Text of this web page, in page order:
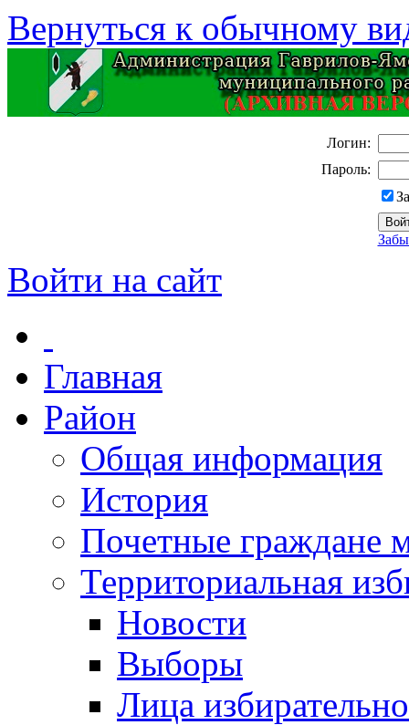
Вернуться к обычному
Логин:
Пароль:
Войти на сайт
Главная
Район
Общая информация
История
Почетные граждане
Территориальная
Новости
Выборы
Лица